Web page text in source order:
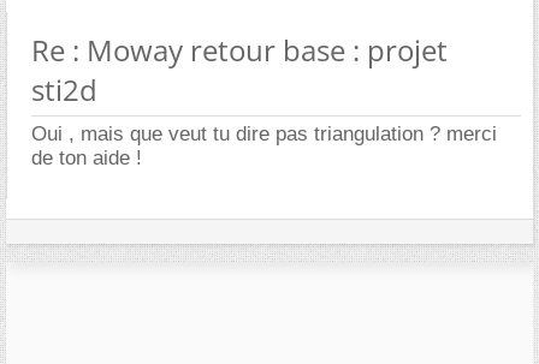
Re : Moway retour base : projet
sti2d
Oui , mais que veut tu dire pas triangulation ? merci
de ton aide !